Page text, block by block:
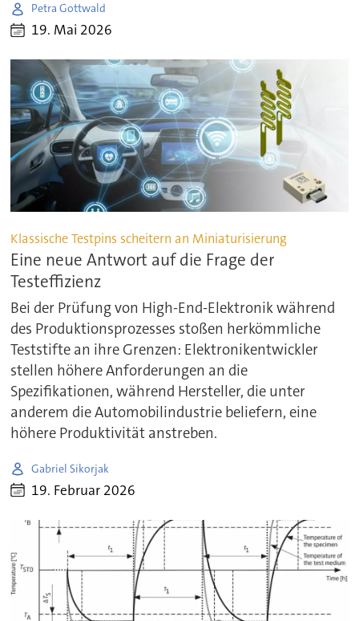
Petra Gottwald
19. Mai 2026
Klassische Testpins scheitern an Miniaturisierung
Eine neue Antwort auf die Frage der
Testeffizienz
Bei der Prüfung von High-End-Elektronik während
des Produktionsprozesses stoßen herkömmliche
Teststifte an ihre Grenzen: Elektronikentwickler
stellen höhere Anforderungen an die
Spezifikationen, während Hersteller, die unter
anderem die Automobilindustrie beliefern, eine
höhere Produktivität anstreben.
Gabriel Sikorjak
19. Februar 2026